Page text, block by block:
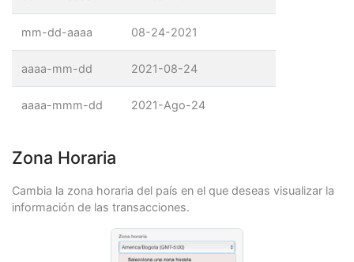
mm-dd-aaaa 08-24-2021
aaaa-mm-dd 2021-08-24
aaaa-mmm-dd 2021-Ago-24
Zona Horaria
Cambia la zona horaria del país en el que deseas visualizar la
información de las transacciones.